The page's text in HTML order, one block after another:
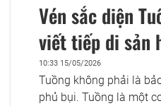
Vén sắc diện
viết tiếp di sản
10:33 15/05/2026
Tuồng không phải là
phủ bụi. Tuồng là một